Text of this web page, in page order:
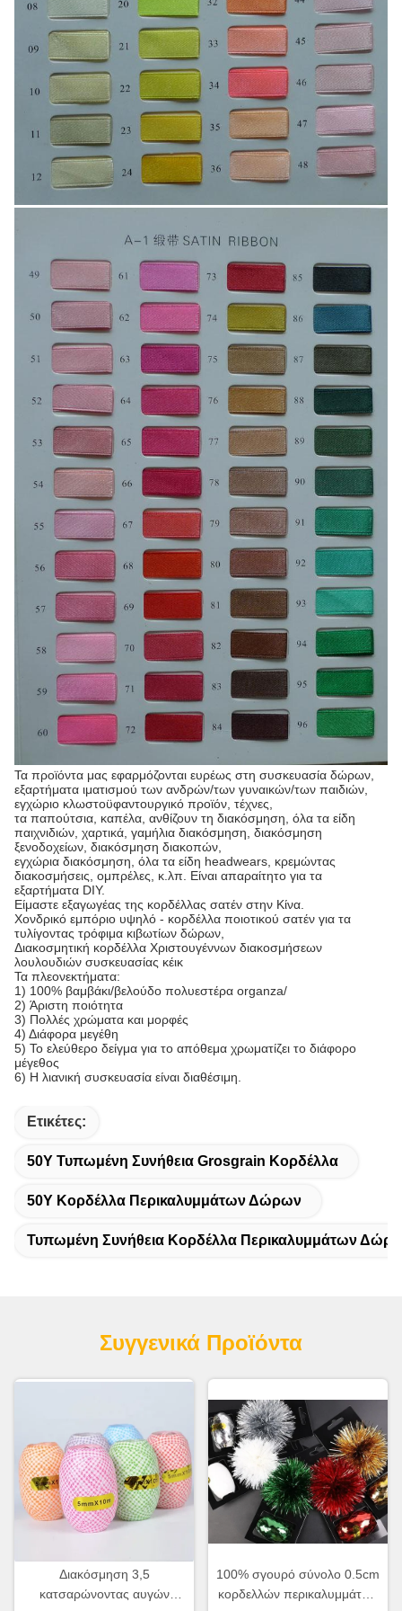
Τα προϊόντα μας εφαρμόζονται ευρέως στη συσκευασία δώρων,
εξαρτήματα ιματισμού των ανδρών/των γυναικών/των παιδιών,
εγχώριο κλωστοϋφαντουργικό προϊόν, τέχνες,
τα παπούτσια, καπέλα, ανθίζουν τη διακόσμηση, όλα τα είδη
παιχνιδιών, χαρτικά, γαμήλια διακόσμηση, διακόσμηση
ξενοδοχείων, διακόσμηση διακοπών,
εγχώρια διακόσμηση, όλα τα είδη headwears, κρεμώντας
διακοσμήσεις, ομπρέλες, κ.λπ. Είναι απαραίτητο για τα
εξαρτήματα DIY.
Είμαστε εξαγωγέας της κορδέλλας σατέν στην Κίνα.
Χονδρικό εμπόριο υψηλό - κορδέλλα ποιοτικού σατέν για τα
τυλίγοντας τρόφιμα κιβωτίων δώρων,
Διακοσμητική κορδέλλα Χριστουγέννων διακοσμήσεων
λουλουδιών συσκευασίας κέικ
Τα πλεονεκτήματα:
1) 100% βαμβάκι/βελούδο πολυεστέρα organza/
2) Άριστη ποιότητα
3) Πολλές χρώματα και μορφές
4) Διάφορα μεγέθη
5) Το ελεύθερο δείγμα για το απόθεμα χρωματίζει το διάφορο
μέγεθος
6) Η λιανική συσκευασία είναι διαθέσιμη.
Ετικέτες:
50Y Τυπωμένη Συνήθεια Grosgrain Κορδέλλα
50Y Κορδέλλα Περικαλυμμάτων Δώρων
Τυπωμένη Συνήθεια Κορδέλλα Περικαλυμμάτων
Συγγενικά Προϊόντα
Διακόσμηση 3,5
κατσαρώνοντας αυγών
100% σγουρό σύνολο 0.5cm
κορδελλών περικαλυμμάτων